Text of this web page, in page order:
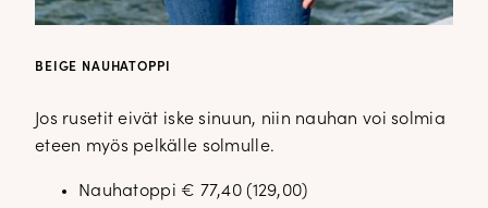
BEIGE NAUHATOPPI
Jos rusetit eivät iske sinuun, niin nauhan voi solmia
eteen myös pelkälle solmulle.
Nauhatoppi € 77,40 (129,00)